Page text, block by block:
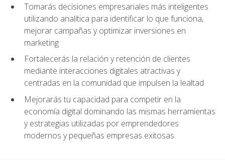
Tomarás decisiones empresariales más inteligentes
utilizando analítica para identificar lo que funciona,
mejorar campañas y optimizar inversiones en
marketing
Fortalecerás la relación y retención de clientes
mediante interacciones digitales atractivas y
centradas en la comunidad que impulsen la lealtad
Mejorarás tu capacidad para competir en la
economía digital dominando las mismas herramientas
y estrategias utilizadas por emprendedores
modernos y pequeñas empresas exitosas